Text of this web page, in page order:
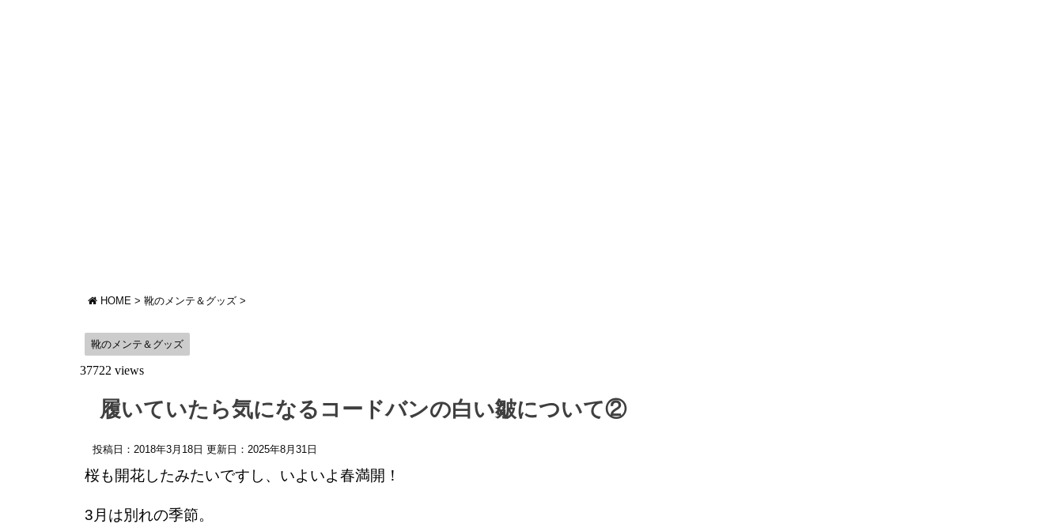
HOME > 靴のメンテ＆グッズ >
靴のメンテ＆グッズ
37722 views
履いていたら気になるコードバンの白い皺について②
投稿日：2018年3月18日 更新日： 2025年8月31日
桜も開花したみたいですし、いよいよ春満開！
3月は別れの季節。